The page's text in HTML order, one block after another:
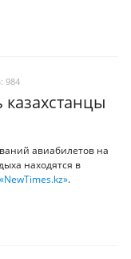
984
казахстанцы
авиабилетов на
находятся в
.